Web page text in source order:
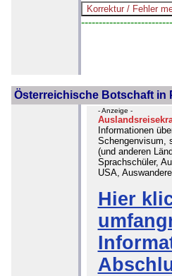
Österreichische Botschaft in
- Anzeige -
Informationen
Schengenvisum,
(und anderen
Sprachschüler,
USA,
Hier